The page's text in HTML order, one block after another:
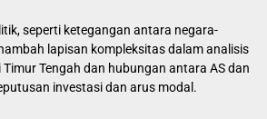
seperti ketegangan antara negara-
lapisan kompleksitas dalam analisis
Tengah dan hubungan antara AS dan
investasi dan arus modal.